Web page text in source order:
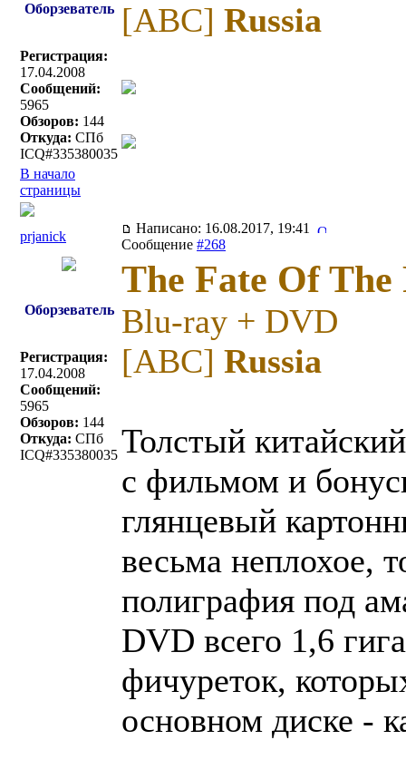
Оборзеватель
Регистрация:
17.04.2008
Сообщений:
5965
Обзоров: 144
Откуда: СПб
ICQ#335380035
[ABC] Russia
В начало
страницы
prjanick
Написано: 16.08.2017, 19:41
Сообщение #268
Оборзеватель
Регистрация:
17.04.2008
Сообщений:
5965
Обзоров: 144
Откуда: СПб
ICQ#335380035
The Fate Of The
Blu-ray + DVD
[ABC] Russia
Толстый
с фильмом и
глянцевый
весьма неплохое,
полиграфия под
DVD всего 1,6
фичуреток,
основном диске -